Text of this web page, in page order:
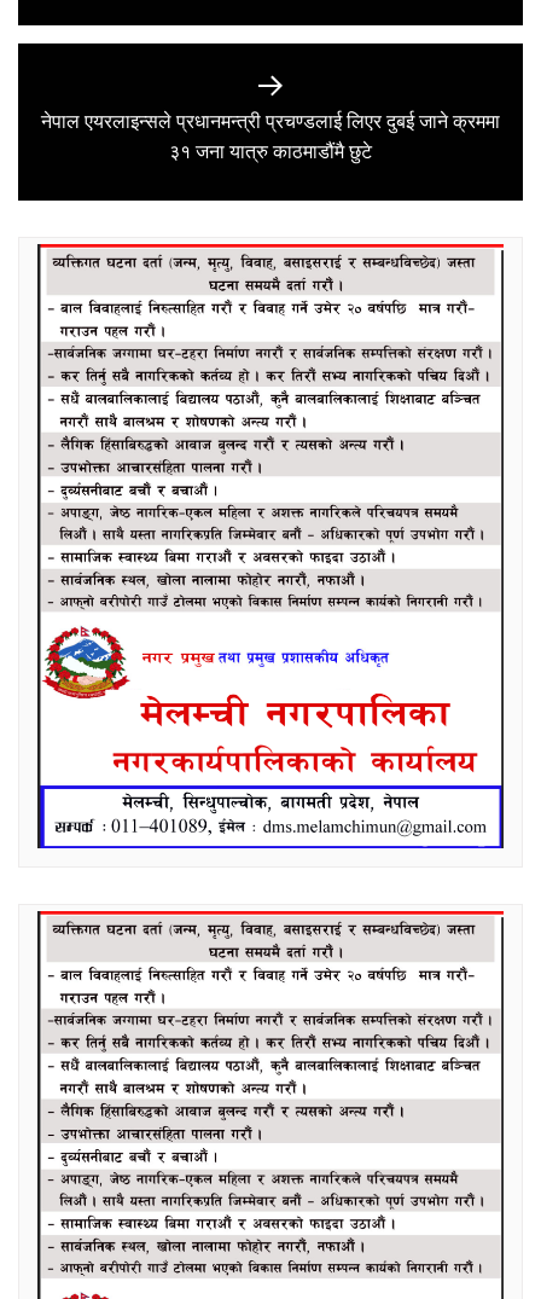
Next
post:
नेपाल एयरलाइन्सले प्रधानमन्त्री प्रचण्डलाई लिएर दुबई जाने क्रममा
३१ जना यात्रु काठमाडौंमै छुटे